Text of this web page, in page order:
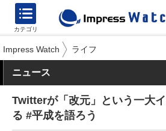
カテゴリ
Impress Watch ライフ
ニュース
Twitterが「改元」という一大
る #平成を語ろう